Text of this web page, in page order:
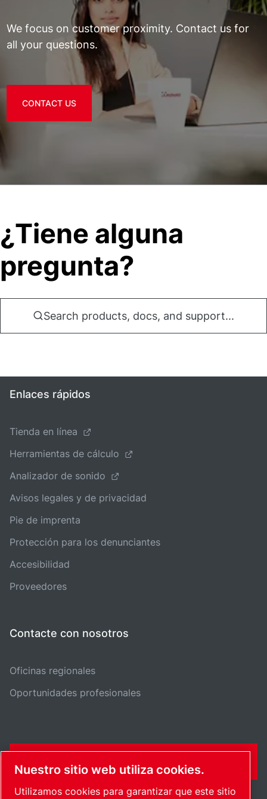
We focus on customer proximity. Contact us for
all your questions.
CONTACT US
¿Tiene alguna
pregunta?
Search products, docs, and support...
Enlaces rápidos
Tienda en línea
Herramientas de cálculo
Analizador de sonido
Avisos legales y de privacidad
Pie de imprenta
Protección para los denunciantes
Accesibilidad
Proveedores
Contacte con nosotros
Oficinas regionales
Oportunidades profesionales
Nuestro sitio web utiliza cookies.
Utilizamos cookies para garantizar que este sitio